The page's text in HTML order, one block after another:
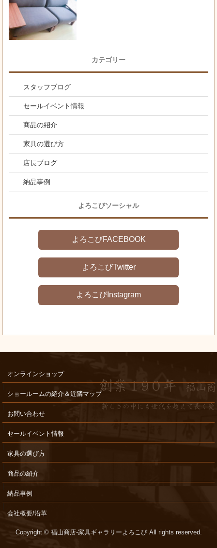
カテゴリー
スタッフブログ
セールイベント情報
商品の紹介
家具の選び方
店長ブログ
納品事例
よろこびソーシャル
よろこびFACEBOOK
よろこびTwitter
よろこびInstagram
オンラインショップ
ショールームの紹介＆近隣マップ
お問い合わせ
セールイベント情報
家具の選び方
商品の紹介
納品事例
会社概要/沿革
Copyright © 福山商店-家具ギャラリーよろこび All rights reserved.